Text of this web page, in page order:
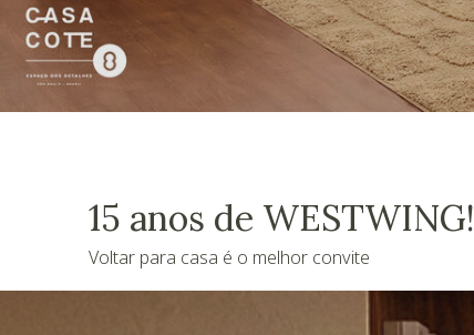
15 anos de WESTWING!
Voltar para casa é o melhor convite